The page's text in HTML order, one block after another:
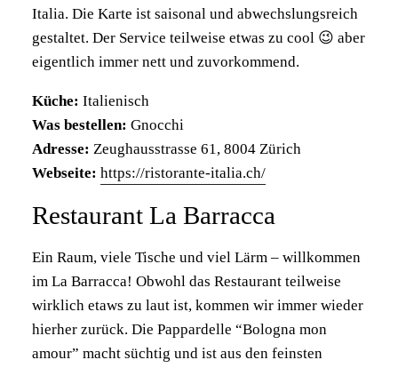
Italia. Die Karte ist saisonal und abwechslungsreich
gestaltet. Der Service teilweise etwas zu cool 😉 aber
eigentlich immer nett und zuvorkommend.
Küche: Italienisch
Was bestellen: Gnocchi
Adresse: Zeughausstrasse 61, 8004 Zürich
Webseite: https://ristorante-italia.ch/
Restaurant La Barracca
Ein Raum, viele Tische und viel Lärm – willkommen
im La Barracca! Obwohl das Restaurant teilweise
wirklich etaws zu laut ist, kommen wir immer wieder
hierher zurück. Die Pappardelle “Bologna mon
amour” macht süchtig und ist aus den feinsten